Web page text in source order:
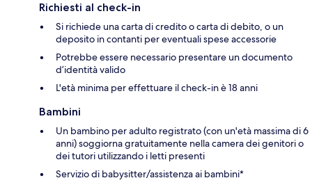
Richiesti al check-in
Si richiede una carta di credito o carta di debito, o un
deposito in contanti per eventuali spese accessorie
Potrebbe essere necessario presentare un documento
d’identità valido
L'età minima per effettuare il check-in è 18 anni
Bambini
Un bambino per adulto registrato (con un'età massima di 6
anni) soggiorna gratuitamente nella camera dei genitori o
dei tutori utilizzando i letti presenti
Servizio di babysitter/assistenza ai bambini*